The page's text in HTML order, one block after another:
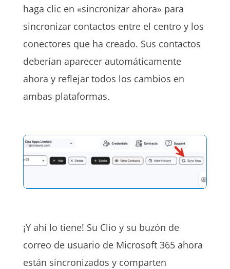
haga clic en «sincronizar ahora» para
sincronizar contactos entre el centro y los
conectores que ha creado. Sus contactos
deberían aparecer automáticamente
ahora y reflejar todos los cambios en
ambas plataformas.
¡Y ahí lo tiene! Su Clio y su buzón de
correo de usuario de Microsoft 365 ahora
están sincronizados y comparten